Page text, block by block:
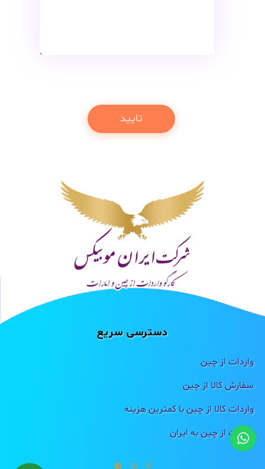
دسترسی سریع
واردات از چین
سفارش کالا از چین
واردات کالا از چین با کمترین هزینه
واردات از چین به ایران